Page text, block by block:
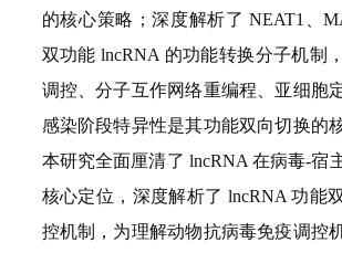
的核心策略；深度解析了NEAT1 、
双功能lncRNA 的功能转换分子机制
调控、分子互作网络重编程、亚细胞
感染阶段特异性是其功能双向切换的
本研究全面厘清了 lncRNA 在病毒-宿
核心定位，深度解析了 lncRNA功能
控机制，为理解动物抗病毒免疫调控